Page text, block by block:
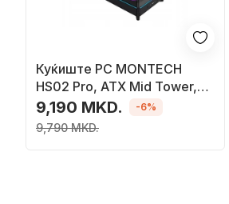
Куќиште PC MONTECH
HS02 Pro, ATX Mid Tower,
5x ARGB PWM вентилатори,
црно
9,190 MKD.
9,790 MKD.
-6%